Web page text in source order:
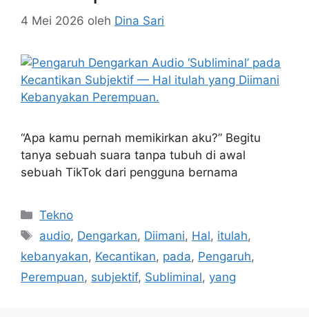
4 Mei 2026 oleh Dina Sari
“Apa kamu pernah memikirkan aku?” Begitu
tanya sebuah suara tanpa tubuh di awal
sebuah TikTok dari pengguna bernama
Kategori
Tekno
Tag
audio, Dengarkan, Diimani, Hal, itulah,
kebanyakan, Kecantikan, pada, Pengaruh,
Perempuan, subjektif, Subliminal, yang